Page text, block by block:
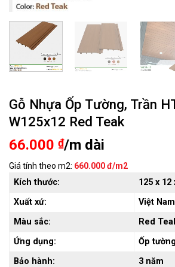
Gỗ Nhựa Ốp Tường, Trần
W125x12 Red Teak
66.000 ₫/m dài
Giá tính theo m2: 660.000 đ/m2
Kích thước: 125 x 12
Xuất xứ:
Việt Nam
Màu sắc:
Red
Ứng dụng:
Ốp
Bảo hành:
3 năm